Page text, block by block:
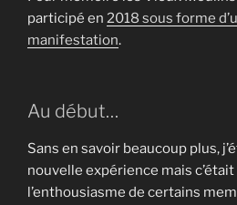
participé en 2018 sous forme
manifestation.
Au début…
Sans en savoir beaucoup plus,
nouvelle expérience mais
l’enthousiasme de certains